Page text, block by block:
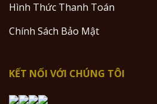
Hình Thức Thanh Toán
Chính Sách Bảo Mật
KẾT NỐI VỚI CHÚNG TÔI